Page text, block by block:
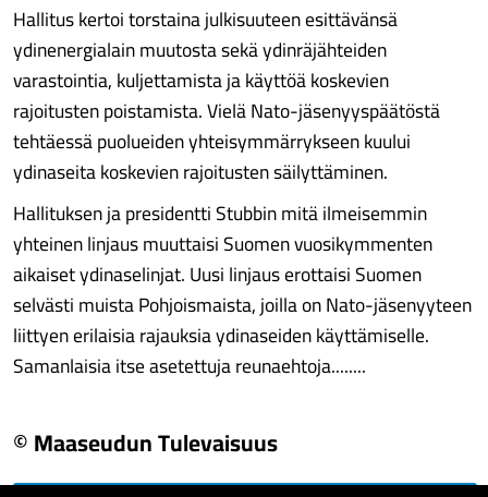
Hallitus kertoi torstaina julkisuuteen esittävänsä
ydinenergialain muutosta sekä ydinräjähteiden
varastointia, kuljettamista ja käyttöä koskevien
rajoitusten poistamista. Vielä Nato-jäsenyyspäätöstä
tehtäessä puolueiden yhteisymmärrykseen kuului
ydinaseita koskevien rajoitusten säilyttäminen.
Hallituksen ja presidentti Stubbin mitä ilmeisemmin
yhteinen linjaus muuttaisi Suomen vuosikymmenten
aikaiset ydinaselinjat. Uusi linjaus erottaisi Suomen
selvästi muista Pohjoismaista, joilla on Nato-jäsenyyteen
liittyen erilaisia rajauksia ydinaseiden käyttämiselle.
Samanlaisia itse asetettuja reunaehtoja........
© Maaseudun Tulevaisuus